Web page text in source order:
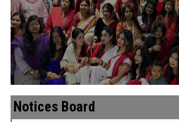
FACULTIES
ACADEMICS
GALLERY
Notices Board